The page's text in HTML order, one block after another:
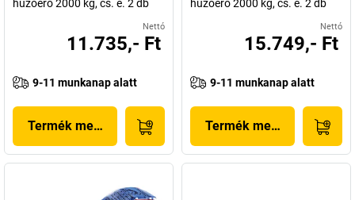
húzóerő 2000 kg, cs. e. 2 db
Nettó
11.735,- Ft
9-11 munkanap alatt
Termék megjelenítése
húzóerő 2000 kg, cs. e. 2 db
Nettó
15.749,- Ft
9-11 munkanap alatt
Termék megjelenítése